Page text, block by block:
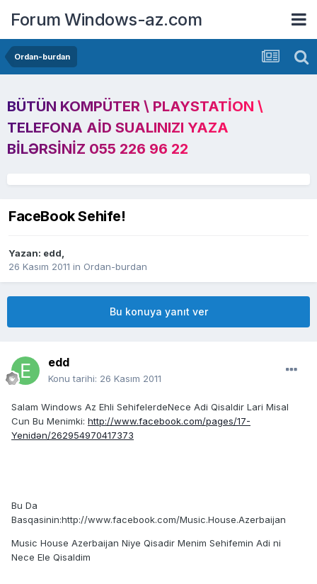
Forum Windows-az.com
Ordan-burdan
BÜTÜN KOMPÜTER \ PLAYSTATION \
TELEFONA AID SUALINIZI YAZA
BILƏRSINIZ 055 226 96 22
FaceBook Sehife!
Yazan: edd,
26 Kasım 2011 in Ordan-burdan
Bu konuya yanıt ver
edd
Konu tarihi: 26 Kasım 2011
Salam Windows Az Ehli SehifelerdeNece Adi Qisaldir Lari Misal
Cun Bu Menimki: http://www.facebook.com/pages/17-
Yenidən/262954970417373
Bu Da
Basqasinin:http://www.facebook.com/Music.House.Azerbaijan
Music House Azerbaijan Niye Qisadir Menim Sehifemin Adi ni
Nece Ele Qisaldim